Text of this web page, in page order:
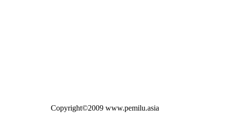
Copyright©2009 www.pemilu.asia